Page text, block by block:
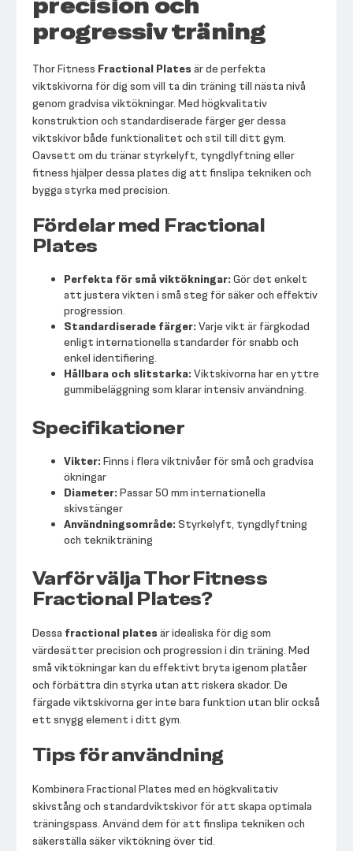
progressiv träning
Thor Fitness Fractional Plates är de perfekta
viktskivorna för dig som vill ta din träning till nästa nivå
genom gradvisa viktökningar. Med högkvalitativ
konstruktion och standardiserade färger ger dessa
viktskivor både funktionalitet och stil till ditt gym.
Oavsett om du tränar styrkelyft, tyngdlyftning eller
fitness hjälper dessa plates dig att finslipa tekniken och
bygga styrka med precision.
Fördelar med Fractional
Plates
Perfekta för små viktökningar: Gör det enkelt
att justera vikten i små steg för säker och effektiv
progression.
Standardiserade färger: Varje vikt är färgkodad
enligt internationella standarder för snabb och
enkel identifiering.
Hållbara och slitstarka: Viktskivorna har en yttre
gummibeläggning som klarar intensiv användning.
Specifikationer
Vikter: Finns i flera viktnivåer för små och gradvisa
ökningar
Diameter: Passar 50 mm internationella
skivstänger
Användningsområde: Styrkelyft, tyngdlyftning
och teknikträning
Varför välja Thor Fitness
Fractional Plates?
Dessa fractional plates är idealiska för dig som
värdesätter precision och progression i din träning. Med
små viktökningar kan du effektivt bryta igenom platåer
och förbättra din styrka utan att riskera skador. De
färgade viktskivorna ger inte bara funktion utan blir också
ett snygg element i ditt gym.
Tips för användning
Kombinera Fractional Plates med en högkvalitativ
skivstång och standardviktskivor för att skapa optimala
träningspass. Använd dem för att finslipa tekniken och
säkerställa säker viktökning över tid.